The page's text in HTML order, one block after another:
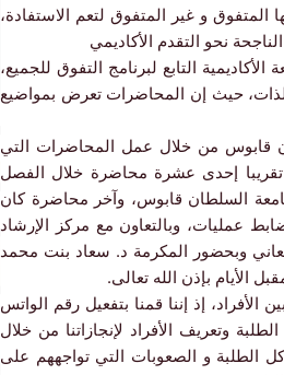
و غير المتفوق لتعم الاستفادة،
نحو التقدم الأكاديمي
التابع لبرنامج التفوق للجميع،
الذات، حيث إن المحاضرات تعرض بمواضيع
قابوس من خلال عمل المحاضرات التي
تقريبا إحدى عشرة محاضرة خلال الفصل
السلطان قابوس، وآخر محاضرة كان
عمليات، وبالتعاون مع مركز الإرشاد
وبحضور المكرمة د. سعاد بنت محمد
الأيام بإذن الله تعالى.
إذ إننا قمنا بتفعيل رقم الواتس
وتعريف الأفراد لإنجازاتنا من خلال
الطلبة و الصعوبات التي تواجههم على